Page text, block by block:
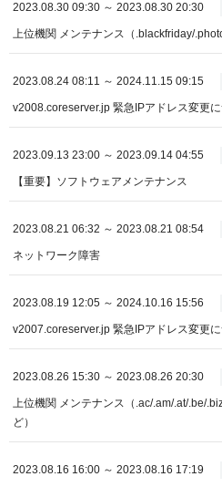
2023.08.30 09:30 ～ 2023.08.30 20:30
上位機関 メンテナンス（.blackfriday/.photo
2023.08.24 08:11 ～ 2024.11.15 09:15
v2008.coreserver.jp 緊急IPアドレス変更
2023.09.13 23:00 ～ 2023.09.14 04:55
【重要】ソフトウェアメンテナンス
2023.08.21 06:32 ～ 2023.08.21 08:54
ネットワーク障害
2023.08.19 12:05 ～ 2024.10.16 15:56
v2007.coreserver.jp 緊急IPアドレス変更
2023.08.26 15:30 ～ 2023.08.26 20:30
上位機関 メンテナンス（.ac/.am/.at/.be/
ど）
2023.08.16 16:00 ～ 2023.08.16 17:19